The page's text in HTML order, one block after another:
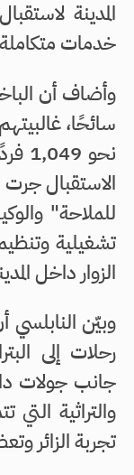
المدينة
خدمات متكاملة
سائحًا،
الاستقبال جرت
للملاحة"
تشغيلية
الزوار داخل
وبيّن النابلسي
رحلات إلى
جانب جولات
والتراثية التي
تجربة الزائر